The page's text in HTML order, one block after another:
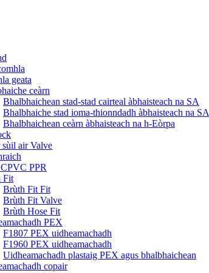
geata
ceàrn
Bhalbhaichean stad-stad cairteal àbhaisteach na SA
Bhalbhaiche stad ioma-thionndadh àbhaisteach na SA
Bhalbhaichean ceàrn àbhaisteach na h-Eòrpa
air Valve
PPR
Fit
Brùth Fit Fit
Brùth Fit Valve
Brùth Hose Fit
PEX
F1807 PEX uidheamachadh
F1960 PEX uidheamachadh
Uidheamachadh plastaig PEX agus bhalbhaichean
copair